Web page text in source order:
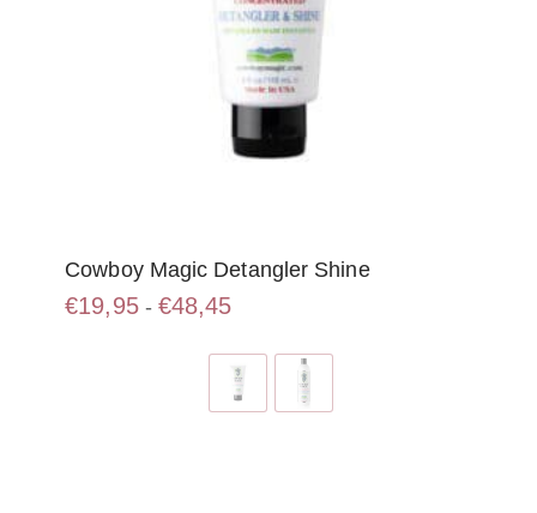
Cowboy Magic Detangler Shine
€19,95 - €48,45Prijsklasse:
€48,45